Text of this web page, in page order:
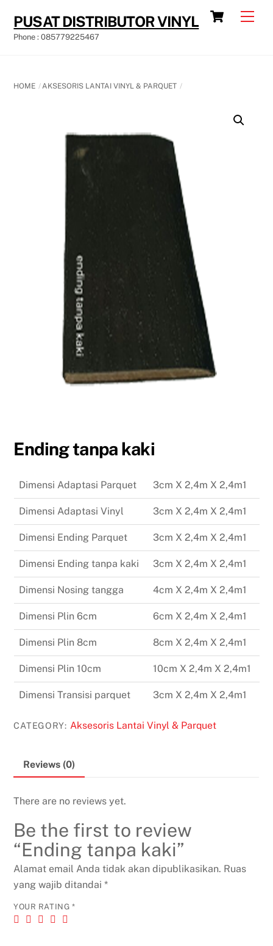
content
Cart
PUSAT DISTRIBUTOR VINYL
Phone : 085779225467
HOME AKSESORIS LANTAI VINYL & PARQUET
Ending tanpa kaki
Dimensi Adaptasi Parquet 3cm X 2,4m X 2,4m1
Dimensi Adaptasi Vinyl 3cm X 2,4m X 2,4m1
Dimensi Ending Parquet 3cm X 2,4m X 2,4m1
Dimensi Ending tanpa kaki 3cm X 2,4m X 2,4m1
Dimensi Nosing tangga 4cm X 2,4m X 2,4m1
Dimensi Plin 6cm 6cm X 2,4m X 2,4m1
Dimensi Plin 8cm 8cm X 2,4m X 2,4m1
Dimensi Plin 10cm 10cm X 2,4m X 2,4m1
Dimensi Transisi parquet 3cm X 2,4m X 2,4m1
CATEGORY: Aksesoris Lantai Vinyl & Parquet
Reviews (0)
There are no reviews yet.
Be the first to review
“Ending tanpa kaki”
Alamat email Anda tidak akan dipublikasikan. Ruas
yang wajib ditandai*
YOUR RATING *